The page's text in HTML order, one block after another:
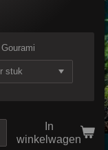
In
winkelwagen